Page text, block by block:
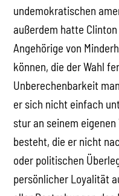
undemokratischen
außerdem hatte
Angehörige von
können, die der Wahl
Unberechenbarkeit
er sich nicht einfach
stur an seinem
besteht, die er nicht
oder politischen
persönlicher Loyalität